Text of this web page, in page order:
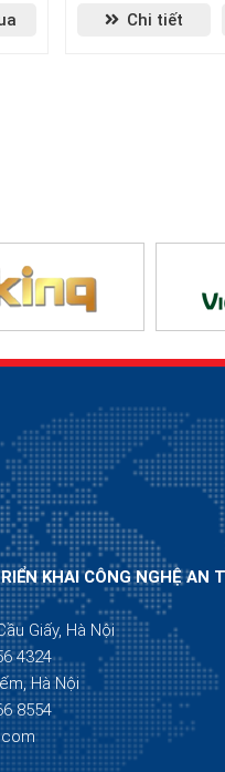
Chi tiết
KHAI CÔNG NGHỆ AN
Giấy, Hà Nội
4324
Hà Nội
8554